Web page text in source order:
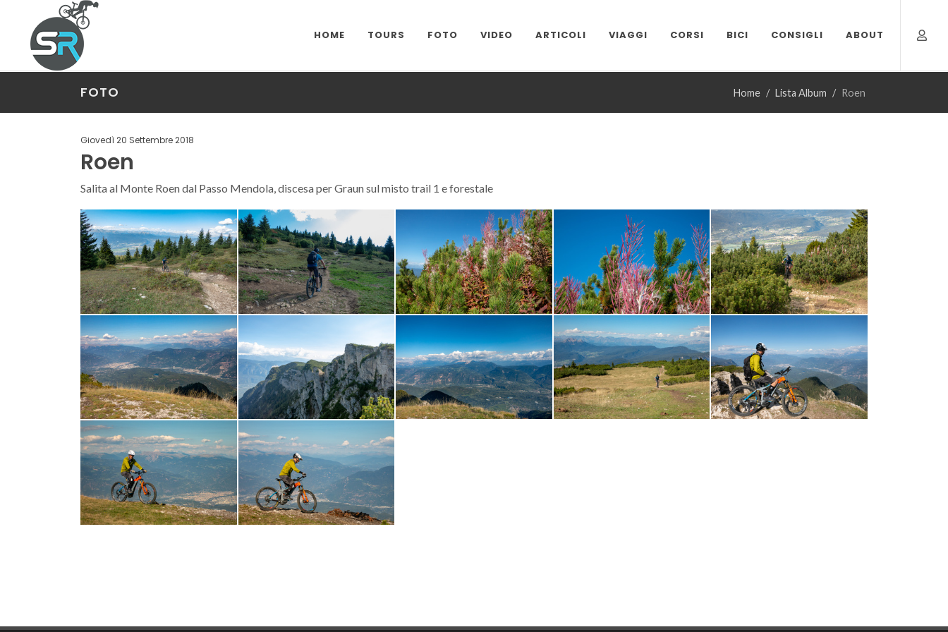
HOME TOURS FOTO VIDEO ARTICOLI VIAGGI CORSI BICI CONSIGLI ABOUT
FOTO Home Lista Album Roen
Giovedì 20 Settembre 2018
Roen
Salita al Monte Roen dal Passo Mendola, discesa per Graun sul misto trail 1 e forestale